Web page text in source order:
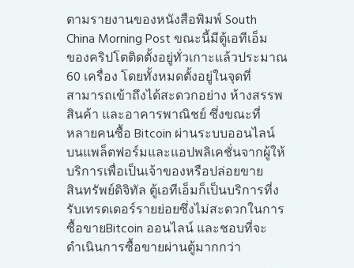
ตามรายงานของหนังสือพิมพ์ South
China Morning Post ขณะนี้มีตู้เอทีเอ็ม
ของคริปโตติดตั้งอยู่ทั่วเกาะแล้วประมาณ
60 เครื่อง โดยทั้งหมดตั้งอยู่ในจุดที่
สามารถเข้าถึงได้สะดวกอย่าง ห้างสรรพ
สินค้า และอาคารพาณิชย์ ซึ่งขณะที่
หลายคนซื้อ Bitcoin ผ่านระบบออนไลน์
บนแพล็ตฟอร์มและแอปพลิเคชั่นจากผู้ให้
บริการเพื่อเป็นเจ้าของหรือปล่อยขาย
สินทรัพย์ดิจิทัล ตู้เอทีเอ็มก็เป็นบริการที่ง
รับเทรดเดอร์รายย่อยซึ่งไม่สะดวกในการ
ซื้อขายBitcoin ออนไลน์ และชอบที่จะ
ดำเนินการซื้อขายผ่านตู้มากกว่า